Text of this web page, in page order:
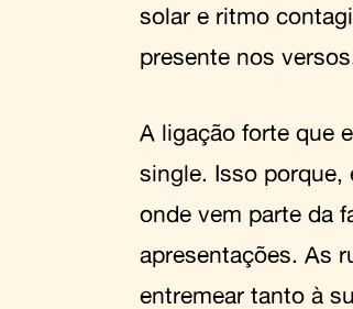
solar e ritmo
presente nos
A ligação forte que
single. Isso porque,
onde vem parte da
apresentações. As
entremear tanto à